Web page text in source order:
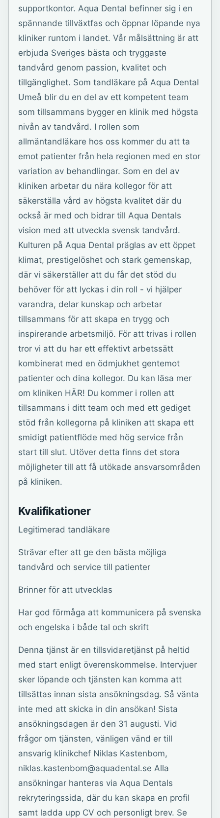
supportkontor. Aqua Dental befinner sig i en
spännande tillväxtfas och öppnar löpande nya
kliniker runtom i landet. Vår målsättning är att
erbjuda Sveriges bästa och tryggaste
tandvård genom passion, kvalitet och
tillgänglighet. Som tandläkare på Aqua Dental
Umeå blir du en del av ett kompetent team
som tillsammans bygger en klinik med högsta
nivån av tandvård. I rollen som
allmäntandläkare hos oss kommer du att ta
emot patienter från hela regionen med en stor
variation av behandlingar. Som en del av
kliniken arbetar du nära kollegor för att
säkerställa vård av högsta kvalitet där du
också är med och bidrar till Aqua Dentals
vision med att utveckla svensk tandvård.
Kulturen på Aqua Dental präglas av ett öppet
klimat, prestigelöshet och stark gemenskap,
där vi säkerställer att du får det stöd du
behöver för att lyckas i din roll - vi hjälper
varandra, delar kunskap och arbetar
tillsammans för att skapa en trygg och
inspirerande arbetsmiljö. För att trivas i rollen
tror vi att du har ett effektivt arbetssätt
kombinerat med en ödmjukhet gentemot
patienter och dina kollegor. Du kan läsa mer
om kliniken HÄR! Du kommer i rollen att
tillsammans i ditt team och med ett gediget
stöd från kollegorna på kliniken att skapa ett
smidigt patientflöde med hög service från
start till slut. Utöver detta finns det stora
möjligheter till att få utökade ansvarsområden
på kliniken.
Kvalifikationer
Legitimerad tandläkare
Strävar efter att ge den bästa möjliga
tandvård och service till patienter
Brinner för att utvecklas
Har god förmåga att kommunicera på svenska
och engelska i både tal och skrift
Denna tjänst är en tillsvidaretjänst på heltid
med start enligt överenskommelse. Intervjuer
sker löpande och tjänsten kan komma att
tillsättas innan sista ansökningsdag. Så vänta
inte med att skicka in din ansökan! Sista
ansökningsdagen är den 31 augusti. Vid
frågor om tjänsten, vänligen vänd er till
ansvarig klinikchef Niklas Kastenbom,
niklas.kastenbom@aquadental.se Alla
ansökningar hanteras via Aqua Dentals
rekryteringssida, där du kan skapa en profil
samt ladda upp CV och personligt brev. Se